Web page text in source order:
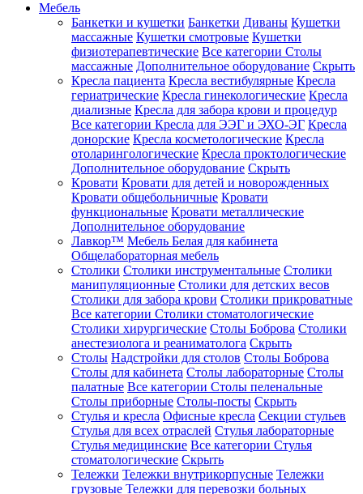
Мебель
Банкетки и кушетки Банкетки Диваны Кушетки
массажные Кушетки смотровые Кушетки
физиотерапевтические Все категории Столы
массажные Дополнительное оборудование Скрыть
Кресла пациента Кресла вестибулярные Кресла
гериатрические Кресла гинекологические Кресла
диализные Кресла для забора крови и процедур
Все категории Кресла для ЭЭГ и ЭХО-ЭГ Кресла
донорские Кресла косметологические Кресла
отоларингологические Кресла проктологические
Дополнительное оборудование Скрыть
Кровати Кровати для детей и новорожденных
Кровати общебольничные Кровати
функциональные Кровати металлические
Дополнительное оборудование
Лавкор™ Мебель Белая для кабинета
Общелабораторная мебель
Столики Столики инструментальные Столики
манипуляционные Столики для детских весов
Столики для забора крови Столики прикроватные
Все категории Столики стоматологические
Столики хирургические Столы Боброва Столики
анестезиолога и реаниматолога Скрыть
Столы Надстройки для столов Столы Боброва
Столы для кабинета Столы лабораторные Столы
палатные Все категории Столы пеленальные
Столы приборные Столы-посты Скрыть
Стулья и кресла Офисные кресла Секции стульев
Стулья для всех отраслей Стулья лабораторные
Стулья медицинские Все категории Стулья
стоматологические Скрыть
Тележки Тележки внутрикорпусные Тележки
грузовые Тележки для перевозки больных